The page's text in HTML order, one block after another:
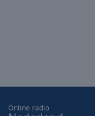
Close
End
Online radio